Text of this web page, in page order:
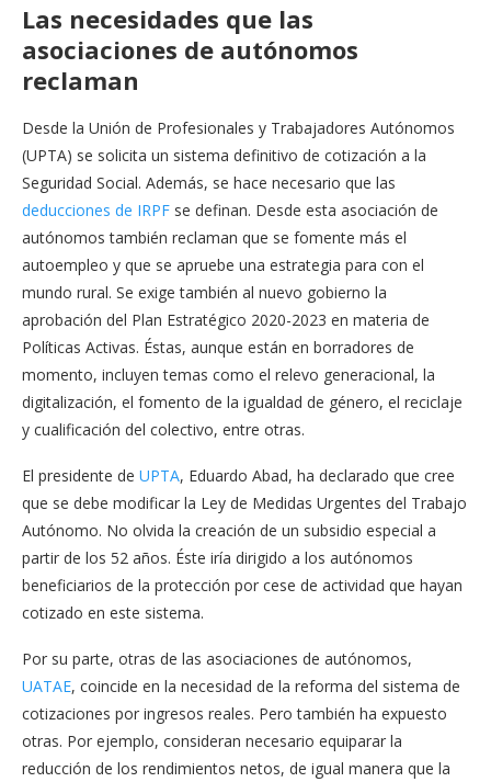
Las necesidades que las
asociaciones de autónomos
reclaman
Desde la Unión de Profesionales y Trabajadores Autónomos
(UPTA) se solicita un sistema definitivo de cotización a la
Seguridad Social. Además, se hace necesario que las
deducciones de IRPF se definan. Desde esta asociación de
autónomos también reclaman que se fomente más el
autoempleo y que se apruebe una estrategia para con el
mundo rural. Se exige también al nuevo gobierno la
aprobación del Plan Estratégico 2020-2023 en materia de
Políticas Activas. Éstas, aunque están en borradores de
momento, incluyen temas como el relevo generacional, la
digitalización, el fomento de la igualdad de género, el reciclaje
y cualificación del colectivo, entre otras.
El presidente de UPTA, Eduardo Abad, ha declarado que cree
que se debe modificar la Ley de Medidas Urgentes del Trabajo
Autónomo. No olvida la creación de un subsidio especial a
partir de los 52 años. Éste iría dirigido a los autónomos
beneficiarios de la protección por cese de actividad que hayan
cotizado en este sistema.
Por su parte, otras de las asociaciones de autónomos,
UATAE, coincide en la necesidad de la reforma del sistema de
cotizaciones por ingresos reales. Pero también ha expuesto
otras. Por ejemplo, consideran necesario equiparar la
reducción de los rendimientos netos, de igual manera que la